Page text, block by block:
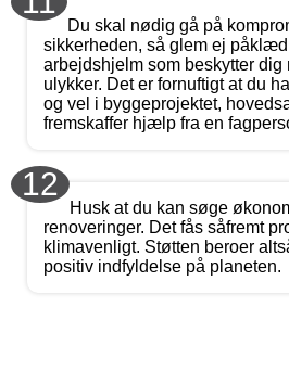
Du skal nødig gå på
sikkerheden, så glem ej
arbejdshjelm som beskytter dig
ulykker. Det er fornuftigt at du
og vel i byggeprojektet,
fremskaffer hjælp fra en
12
Husk at du kan søge
renoveringer. Det fås såfremt
klimavenligt. Støtten beroer
positiv indfyldelse på planeten.